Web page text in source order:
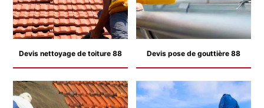
Devis nettoyage de toiture 88 Devis pose de gouttière 88